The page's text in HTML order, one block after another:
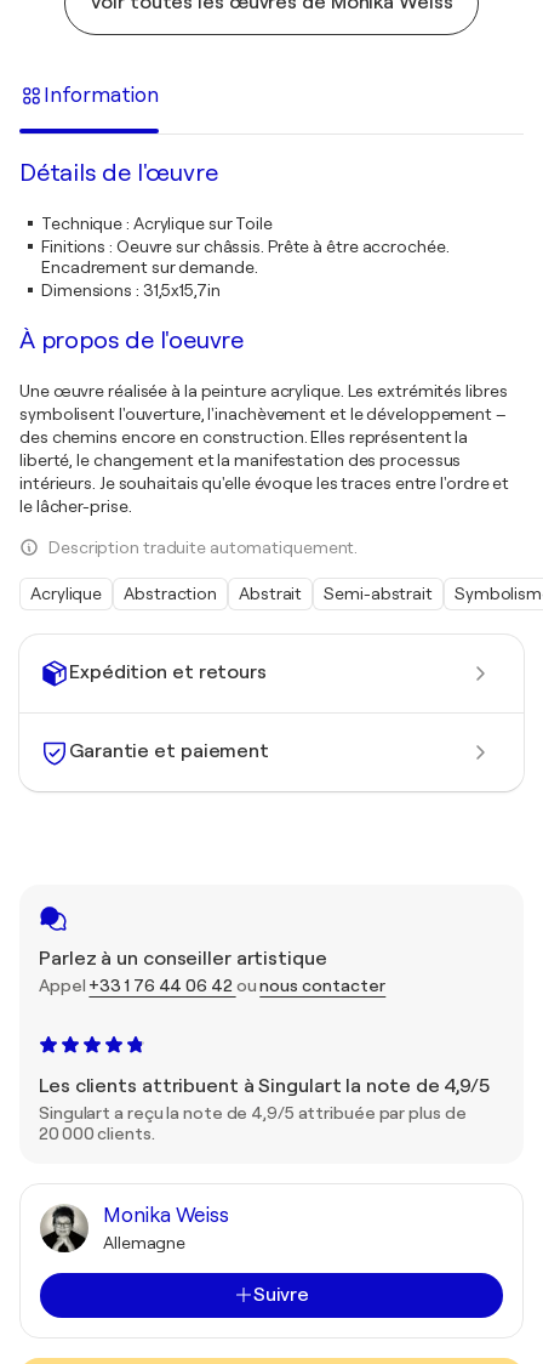
Expédition et retours
Garantie et paiement
Parlez à un conseiller artistique
Appel +33 1 76 44 06 42 ounous contacter
Les clients attribuent à Singulart la note de 4,9/5
Singulart a reçu la note de 4,9/5 attribuée par plus de
20 000 clients.
Monika Weiss
Allemagne
Suivre
Information
Détails de l'œuvre
Technique: Acrylique sur Toile
Finitions : Oeuvre sur châssis. Prête à être accrochée.
Encadrement sur demande.
Dimensions : 31,5x15,7in
À propos de l'oeuvre
Une œuvre réalisée à la peinture acrylique. Les extrémités libres
symbolisent l'ouverture, l'inachèvement et le développement –
des chemins encore en construction. Elles représentent la
liberté, le changement et la manifestation des processus
intérieurs. Je souhaitais qu'elle évoque les traces entre l'ordre et
le lâcher-prise.
Description traduite automatiquement.
Acrylique Abstraction Abstrait Semi-abstrait